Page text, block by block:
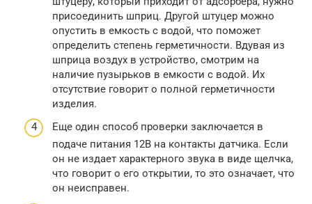
присоединить шприц. Другой штуцер можно
опустить в емкость с водой, что поможет
определить степень герметичности. Вдувая из
шприца воздух в устройство, смотрим на
наличие пузырьков в емкости с водой. Их
отсутствие говорит о полной герметичности
изделия.
Еще один способ проверки заключается в
подаче питания 12В на контакты датчика. Если
он не издает характерного звука в виде щелчка,
что говорит о его открытии, то это означает, что
он неисправен.